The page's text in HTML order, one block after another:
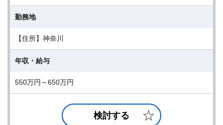
勤務地
【住所】神奈川
年収・給与
550万円～650万円
検討する